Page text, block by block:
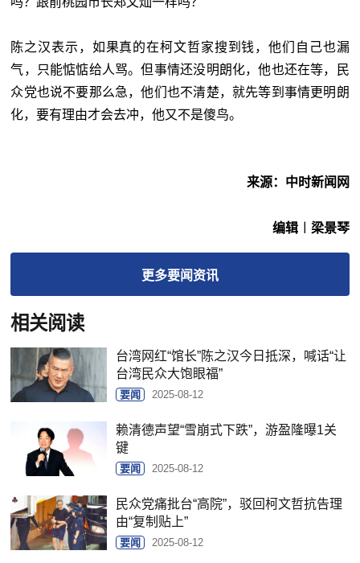
陈之汉表示，如果真的在柯文哲家搜到钱，他们自己也漏
气，只能惦惦给人骂。但事情还没明朗化，他也还在等，民
众党也说不要那么急，他们也不清楚，就先等到事情更明朗
化，要有理由才会去冲，他又不是傻鸟。
来源：中时新闻网
编辑︱梁景琴
更多要闻资讯
相关阅读
台湾网红“馆长”陈之汉今日抵深，喊话“让
台湾民众大饱眼福”
要闻 2025-08-12
赖清德声望“雪崩式下跌”，游盈隆曝1关
键
要闻 2025-08-12
民众党痛批台“高院”，驳回柯文哲抗告理
由“复制贴上”
要闻 2025-08-12